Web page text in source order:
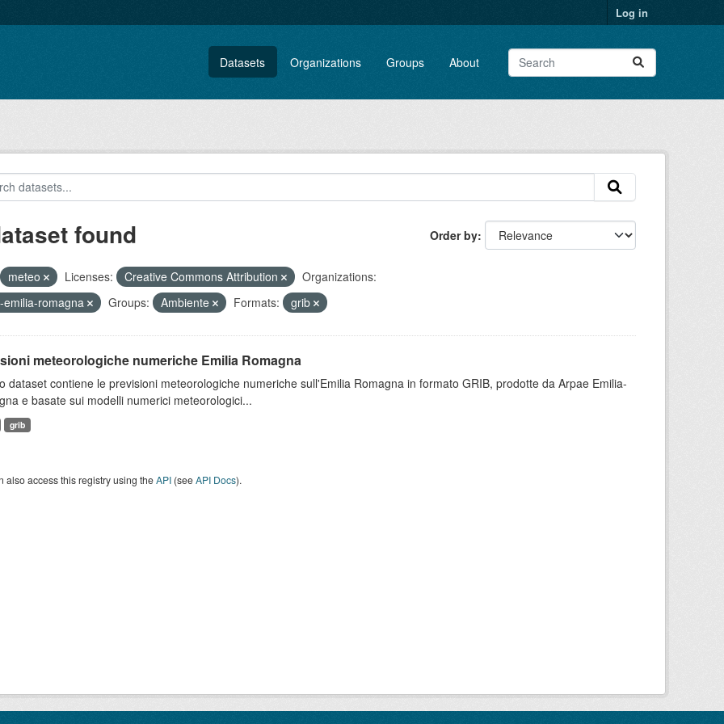
Log in
Datasets Organizations Groups About
Order by
found
meteo Licenses: Creative Commons Attribution
Organizations:
emilia-romagna
Groups: Ambiente Formats: grib
meteorologiche numeriche Emilia Romagna
dataset contiene le previsioni meteorologiche numeriche sull'Emilia Romagna in formato GRIB, prodotte da Arpae Emilia-
e basate sui modelli numerici meteorologici...
grib
also access this registry using theAPI(seeAPI Docs).